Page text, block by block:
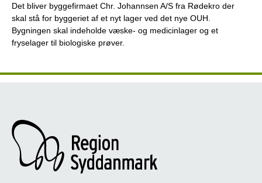
Det bliver byggefirmaet Chr. Johannsen A/S fra Rødekro der
skal stå for byggeriet af et nyt lager ved det nye OUH.
Bygningen skal indeholde væske- og medicinlager og et
fryselager til biologiske prøver.